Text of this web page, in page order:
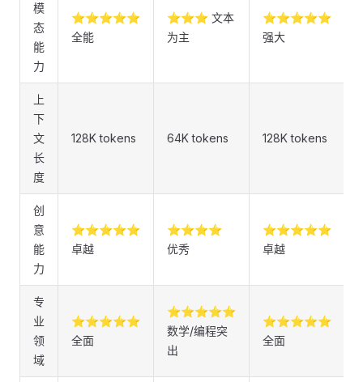
模
态
能
力
⭐⭐⭐⭐⭐
全能
⭐⭐⭐ 文本
为主
⭐⭐⭐⭐⭐
强大
上
下
文
长
度
128K tokens 64K tokens 128K tokens
创
意
能
力
⭐⭐⭐⭐⭐
卓越
⭐⭐⭐⭐
优秀
⭐⭐⭐⭐⭐
卓越
专
业
领
域
⭐⭐⭐⭐⭐
全面
⭐⭐⭐⭐⭐
数学/编程突
出
⭐⭐⭐⭐⭐
全面